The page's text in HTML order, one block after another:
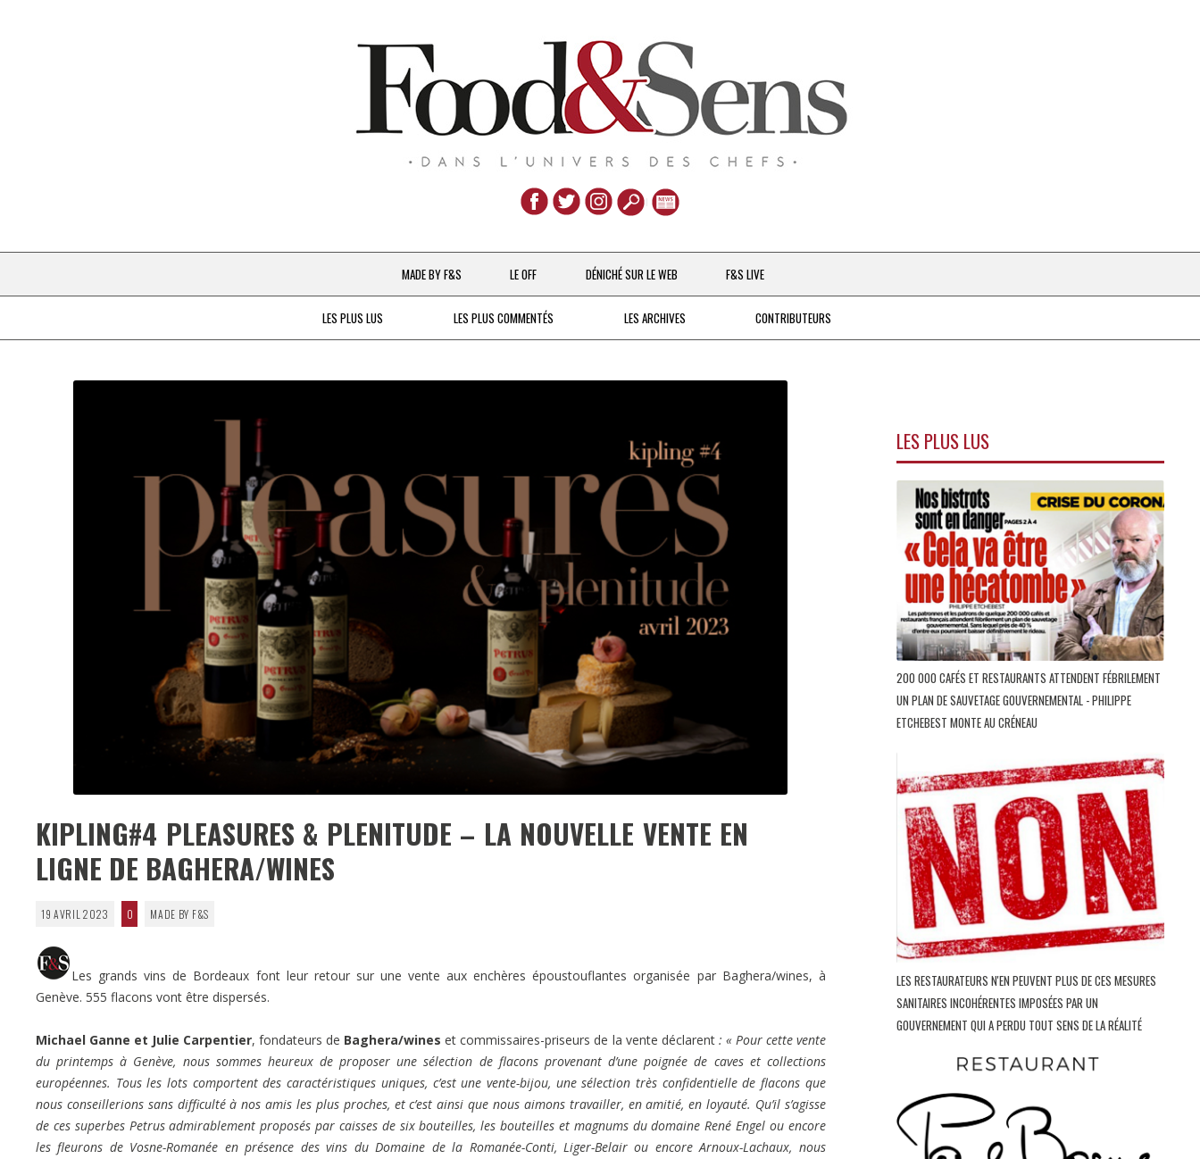
Aller
au
contenu
MADE BY F&S
CHEFS & ACTUALITÉS
LE OFF DÉNICHÉ SUR LE WEB F&S LIVE
LES PLUS LUS LES PLUS COMMENTÉS LES ARCHIVES CONTRIBUTEURS
KIPLING#4 PLEASURES & PLENITUDE – LA NOUVELLE VENTE EN
LIGNE DE BAGHERA/WINES
19 AVRIL 2023 0 MADE BY F&S
Les grands vins de Bordeaux font leur retour sur une vente aux enchères époustouflantes organisée par Baghera/wines, à
Genève. 555 flacons vont être dispersés.
Michael Ganne et Julie Carpentier, fondateurs de Baghera/wines et commissaires-priseurs de la vente déclarent: « Pour cette vente
du printemps à Genève, nous sommes heureux de proposer une sélection de flacons provenant d’une poignée de caves et collections
européennes. Tous les lots comportent des caractéristiques uniques, c’est une vente-bijou, une sélection très confidentielle de flacons que
nous conseillerions sans difficulté à nos amis les plus proches, et c’est ainsi que nous aimons travailler, en amitié, en loyauté. Qu’il s’agisse
de ces superbes Petrus admirablement proposés par caisses de six bouteilles, les bouteilles et magnums du domaine René Engel ou encore
les fleurons de Vosne-Romanée en présence des vins du Domaine de la Romanée-Conti, Liger-Belair ou encore Arnoux-Lachaux, nous
LES PLUS LUS
200 000 CAFÉS ET RESTAURANTS ATTENDENT FÉBRILEMENT
UN PLAN DE SAUVETAGE GOUVERNEMENTAL - PHILIPPE
ETCHEBEST MONTE AU CRÉNEAU
LES RESTAURATEURS N'EN PEUVENT PLUS DE CES MESURES
SANITAIRES INCOHÉRENTES IMPOSÉES PAR UN
GOUVERNEMENT QUI A PERDU TOUT SENS DE LA RÉALITÉ